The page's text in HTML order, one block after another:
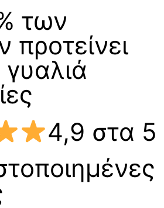
των
προτείνει
4,9 στα 5